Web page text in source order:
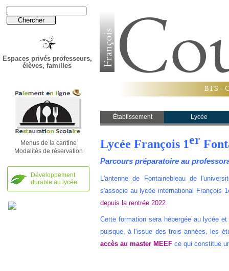
Espaces privés professeurs,
élèves, familles
Menus de la cantine
Modalités de réservation
Développement
durable au lycée
BTS -
Établissement Lycée
Lycée
Établissement
Lycée François 1er
Parcours préparatoire au
L'antenne de Fontainebleau de
s'associe au lycée international François
depuis la rentrée 2022.
Cette formation sera hébergée au lycée
puisque, à l'issue des trois années, les
accès au master MEEF ce qui constitue